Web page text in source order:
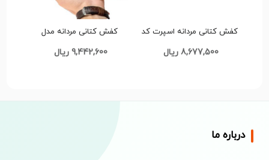
کفش کتانی مردانه اسپرت کد
8,677,500 ریال
کفش کتانی مردانه مدل
9,442,600 ریال
درباره ما